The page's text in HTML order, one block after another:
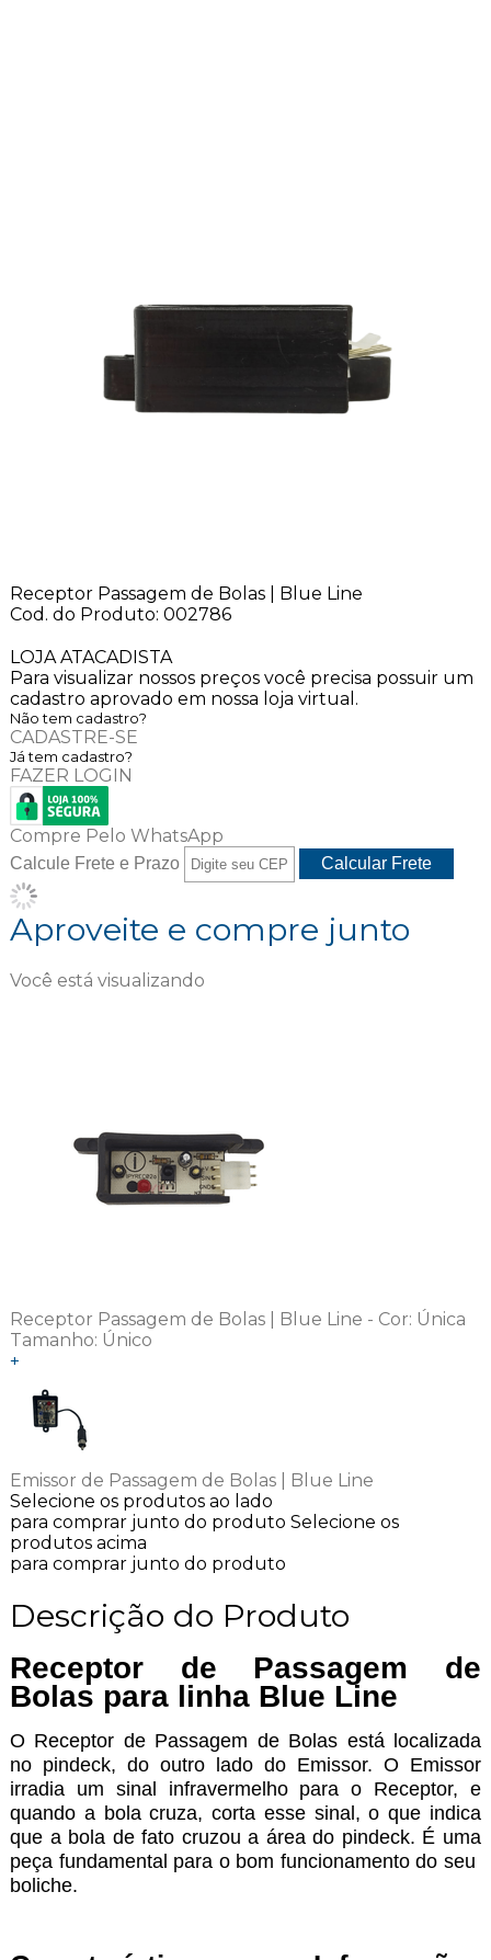
Receptor Passagem de Bolas | Blue Line
Cod. do Produto: 002786
LOJA ATACADISTA
Para visualizar nossos preços você precisa possuir um
cadastro aprovado em nossa loja virtual.
Não tem cadastro?
CADASTRE-SE
Já tem cadastro?
FAZER LOGIN
Compre Pelo WhatsApp
Calcule Frete e Prazo
Aproveite e compre junto
Você está visualizando
Receptor Passagem de Bolas | Blue Line - Cor: Única
Tamanho: Único
+
Emissor de Passagem de Bolas | Blue Line
Selecione os produtos ao lado
para comprar junto do produto Selecione os
produtos acima
para comprar junto do produto
Descrição do Produto
Receptor de Passagem de
Bolas para linha Blue Line
O Receptor de Passagem de Bolas está localizada
no pindeck, do outro lado do Emissor. O Emissor
irradia um sinal infravermelho para o Receptor, e
quando a bola cruza, corta esse sinal, o que indica
que a bola de fato cruzou a área do pindeck. É uma
peça fundamental para o bom funcionamento do seu
boliche.